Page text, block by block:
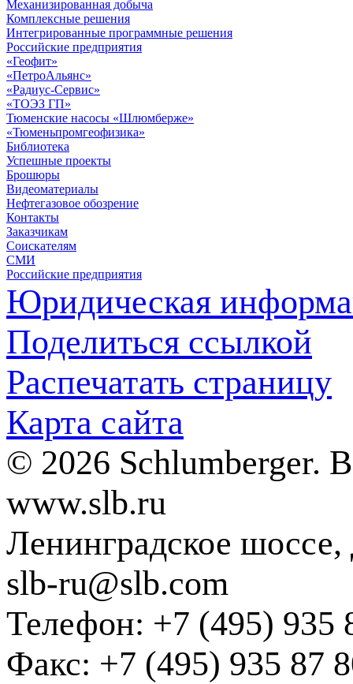
Механизированная добыча
Комплексные решения
Интегрированные программные решения
Российские предприятия
«Геофит»
«ПетроАльянс»
«Радиус-Сервис»
«ТОЭЗ ГП»
Тюменские насосы «Шлюмберже»
«Тюменьпромгеофизика»
Библиотека
Успешные проекты
Брошюры
Видеоматериалы
Нефтегазовое обозрение
Контакты
Заказчикам
Соискателям
СМИ
Российские предприятия
Юридическая
Поделиться ссылкой
Распечатать страницу
Карта сайта
© 2026 Schlumberger.
www.slb.ru
Ленинградское
slb-ru@slb.com
Телефон: +7 (495) 935
Факс: +7 (495) 935 87